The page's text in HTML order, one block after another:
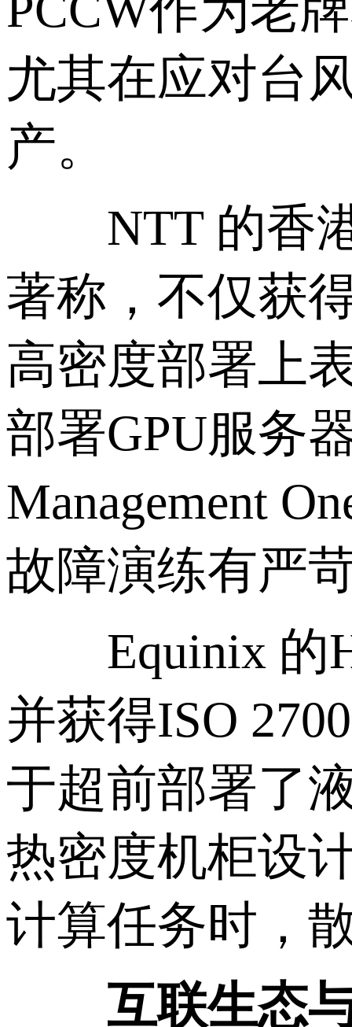
尤其在应对台
产。
NTT 的香港
著称，不仅获
高密度部署上
部署GPU服务
Management
故障演练有严
Equinix 的
并获得ISO
于超前部署了
热密度机柜设
计算任务时，
互联生态与